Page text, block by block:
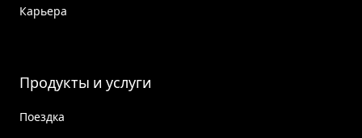
Карьера
Продукты и услуги
Поездка